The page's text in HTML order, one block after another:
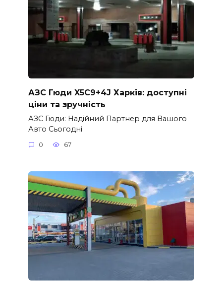
АЗС Гюди X5C9+4J Харків: доступні
ціни та зручність
АЗС Гюди: Надійний Партнер для Вашого
Авто Сьогодні
0 67